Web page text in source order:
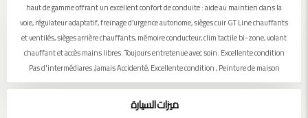
haut de gamme offrant un excellent confort de conduite : aide au maintien dans la
voie, régulateur adaptatif, freinage d’urgence autonome, sièges cuir GT Line chauffants
et ventilés, sièges arrière chauffants, mémoire conducteur, clim tactile bi-zone, volant
chauffant et accès mains libres. Toujours entretenue avec soin. Excellente condition
Pas d'intermédiares ,Jamais Accidenté, Excellente condition , Peinture de maison
ميزات السيارة